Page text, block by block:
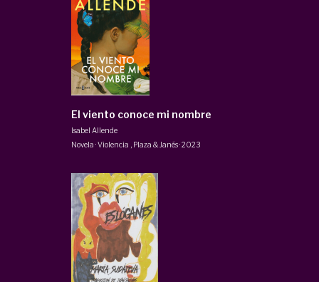
El viento conoce mi nombre
Isabel Allende
Novela · Violencia
Plaza & Janés·2023